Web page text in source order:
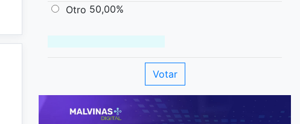
Otro 50,00%